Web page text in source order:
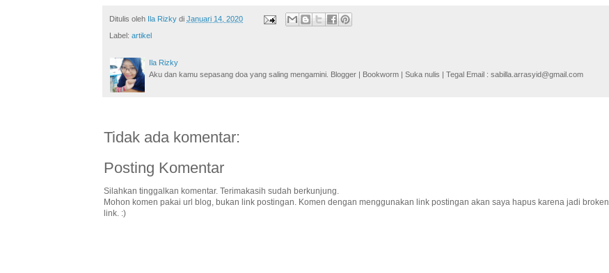
Ditulis oleh Ila Rizky di Januari 14, 2020
Label: artikel
Ila Rizky
Aku dan kamu sepasang doa yang saling mengamini. Blogger | Bookworm | Suka nulis | Tegal Email : sabilla.arrasyid@gmail.com
Tidak ada komentar:
Posting Komentar
Silahkan tinggalkan komentar. Terimakasih sudah berkunjung.
Mohon komen pakai url blog, bukan link postingan. Komen dengan menggunakan link postingan akan saya hapus karena jadi broken
link. :)